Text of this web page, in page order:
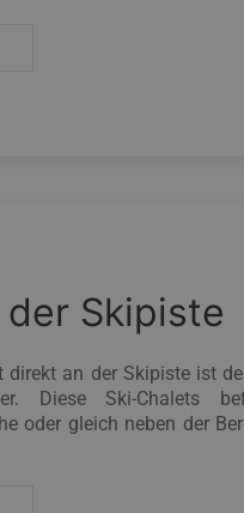
Skipiste
direkt an der Skipiste ist
Diese Ski-Chalets
oder gleich neben der